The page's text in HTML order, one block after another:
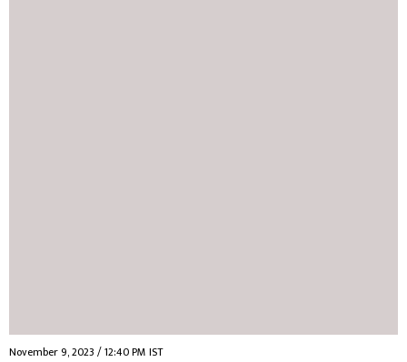
November 9, 2023 / 12:40 PM IST